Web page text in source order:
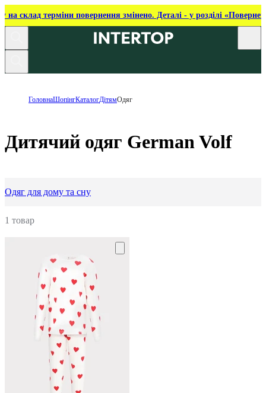
на склад терміни повернення змінено. Деталі - у розділі
ГоловнаШопінгКаталогДітямОдяг
Дитячий одяг German Volf
Одяг для дому та сну
1 товар